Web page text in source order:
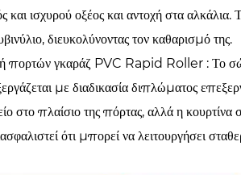
και ισχυρού οξέος και αντοχή στα
διευκολύνοντας τον καθαρισμό της.
πορτών γκαράζ PVC Rapid Roller : Το
με διαδικασία διπλώματος
στο πλαίσιο της πόρτας, αλλά η
ότι μπορεί να λειτουργήσει